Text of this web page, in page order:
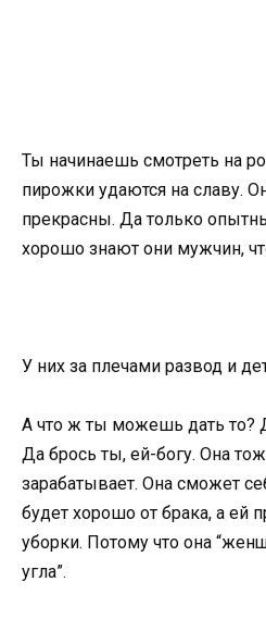
Ты начинаешь смотреть на
пирожки удаются на славу.
прекрасны. Да только
хорошо знают они мужчин,
У них за плечами развод и
А что ж ты можешь дать то?
Да брось ты, ей-богу. Она
зарабатывает. Она сможет
будет хорошо от брака, а ей
уборки. Потому что она
угла”.